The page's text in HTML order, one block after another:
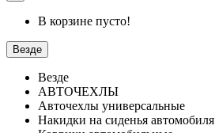
В корзине пусто!
Везде
Везде
АВТОЧЕХЛЫ
Авточехлы универсальные
Накидки на сиденья автомобиля